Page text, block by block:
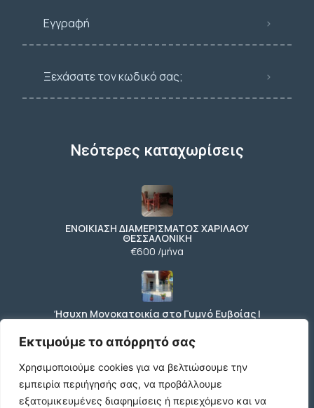
Εκτιμούμε το απόρρητό σας
Χρησιμοποιούμε cookies για να βελτιώσουμε την
εμπειρία περιήγησής σας, να προβάλλουμε
εξατομικευμένες διαφημίσεις ή περιεχόμενο και να
Εγγραφή
Ξεχάσατε τον κωδικό σας;
Νεότερες καταχωρίσεις
ΕΝΟΙΚΙΑΣΗ ΔΙΑΜΕΡΙΣΜΑΤΟΣ ΧΑΡΙΛΑΟΥ
ΘΕΣΣΑΛΟΝΙΚΗ
€600 /μήνα
Ήσυχη Μονοκατοικία στο Γυμνό Ευβοίας |
€52 /μήνα
ΕΝΟΙΚΙΑΣΗ ΔΙΑΜΕΡΙΣΜΑΤΟΣ ΧΑΡΙΛΑΟΥ